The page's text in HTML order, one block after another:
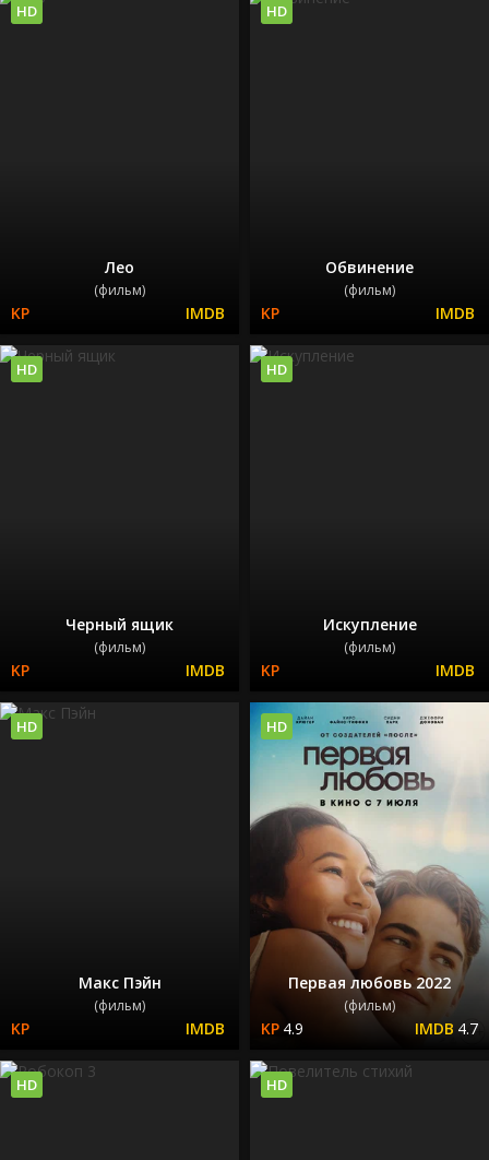
Лео
(фильм)
HD
Обвинение
(фильм)
HD
Черный ящик
(фильм)
HD
Искупление
(фильм)
HD
Макс Пэйн
(фильм)
HD
Первая любовь 2022
(фильм)
4.9 4.7
HD
HD HD